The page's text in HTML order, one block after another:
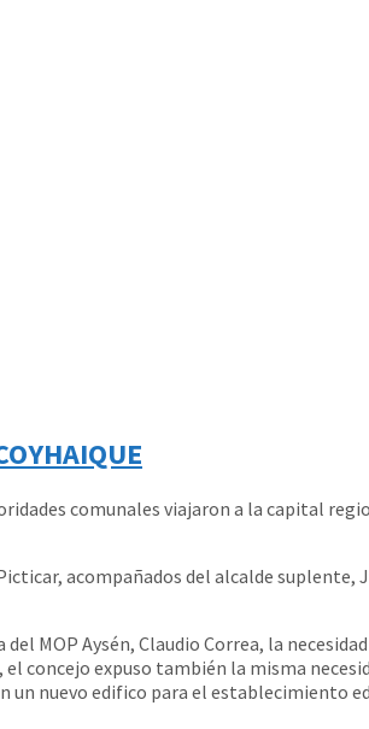
comunales viajaron a la capital
acompañados del alcalde
MOP Aysén, Claudio Correa, la
concejo expuso también la misma
nuevo edifico para el establecimiento